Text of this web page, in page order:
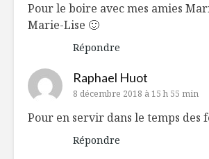
Pour le boire avec mes amies
Marie-Lise 🙂
Répondre
Raphael Huot
8 décembre 2018 à 15 h 55 min
Pour en servir dans le temps des
Répondre